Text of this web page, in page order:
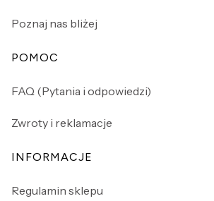
Poznaj nas bliżej
POMOC
FAQ (Pytania i odpowiedzi)
Zwroty i reklamacje
INFORMACJE
Regulamin sklepu